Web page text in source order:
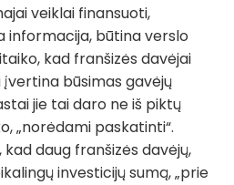
veiklai finansuoti,
informacija, būtina verslo
kad franšizės davėjai
būsimas gavėjų
jie tai daro ne iš piktų
„norėdami paskatinti“.
daug franšizės davėjų,
investicijų sumą, „prie